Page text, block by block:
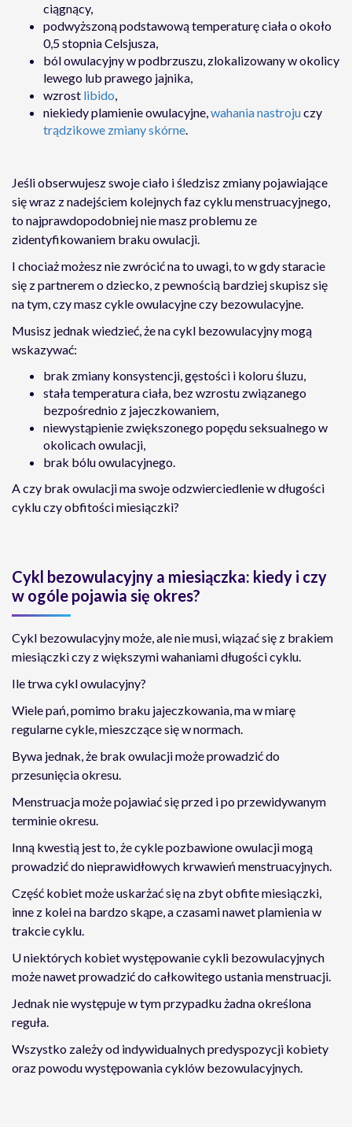
ciągnący,
podwyższoną podstawową temperaturę ciała o około
0,5 stopnia Celsjusza,
ból owulacyjny w podbrzuszu, zlokalizowany w okolicy
lewego lub prawego jajnika,
wzrost libido,
niekiedy plamienie owulacyjne,wahania nastrojuczy
trądzikowe zmiany skórne.
Jeśli obserwujesz swoje ciało i śledzisz zmiany pojawiające
się wraz z nadejściem kolejnych faz cyklu menstruacyjnego,
to najprawdopodobniej nie masz problemu ze
zidentyfikowaniem braku owulacji.
I chociaż możesz nie zwrócić na to uwagi, to w gdy staracie
się z partnerem o dziecko, z pewnością bardziej skupisz się
na tym, czy masz cykle owulacyjne czy bezowulacyjne.
Musisz jednak wiedzieć, że na cykl bezowulacyjny mogą
wskazywać:
brak zmiany konsystencji, gęstości i koloru śluzu,
stała temperatura ciała, bez wzrostu związanego
bezpośrednio z jajeczkowaniem,
niewystąpienie zwiększonego popędu seksualnego w
okolicach owulacji,
brak bólu owulacyjnego.
A czy brak owulacji ma swoje odzwierciedlenie w długości
cyklu czy obfitości miesiączki?
Cykl bezowulacyjny a miesiączka: kiedy i czy
w ogóle pojawia się okres?
Cykl bezowulacyjny może, ale nie musi, wiązać się z brakiem
miesiączki czy z większymi wahaniami długości cyklu.
Ile trwa cykl owulacyjny?
Wiele pań, pomimo braku jajeczkowania, ma w miarę
regularne cykle, mieszczące się w normach.
Bywa jednak, że brak owulacji może prowadzić do
przesunięcia okresu.
Menstruacja może pojawiać się przed i po przewidywanym
terminie okresu.
Inną kwestią jest to, że cykle pozbawione owulacji mogą
prowadzić do nieprawidłowych krwawień menstruacyjnych.
Część kobiet może uskarżać się na zbyt obfite miesiączki,
inne z kolei na bardzo skąpe, a czasami nawet plamienia w
trakcie cyklu.
U niektórych kobiet występowanie cykli bezowulacyjnych
może nawet prowadzić do całkowitego ustania menstruacji.
Jednak nie występuje w tym przypadku żadna określona
reguła.
Wszystko zależy od indywidualnych predyspozycji kobiety
oraz powodu występowania cyklów bezowulacyjnych.